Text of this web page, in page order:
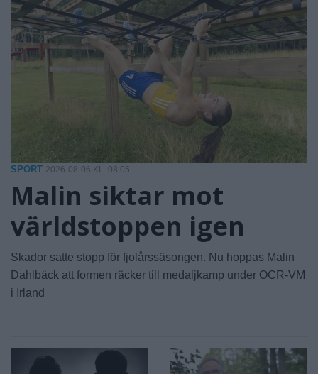
SPORT 2026-08-06 KL. 08:05
Malin siktar mot
världstoppen igen
Skador satte stopp för fjolårssäsongen. Nu hoppas Malin
Dahlbäck att formen räcker till medaljkamp under OCR-VM
i Irland